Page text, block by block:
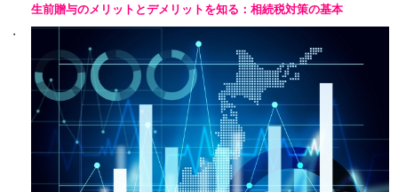
生前贈与のメリットとデメリットを知る：相続税対策の基本